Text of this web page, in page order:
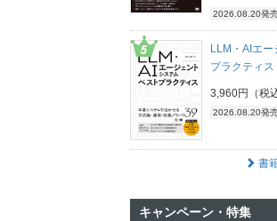
2026.08.20発
LLM・AIエー
プラクティス
3,960円（税込
2026.08.20発
書
キャンペーン・特集